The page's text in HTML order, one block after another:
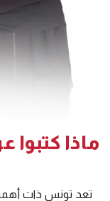
ماذا كتبوا
تعد تونس ذات